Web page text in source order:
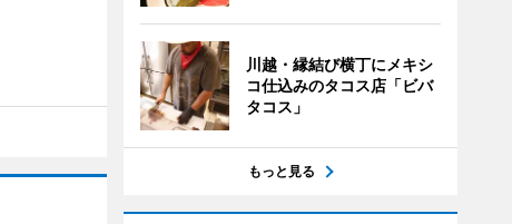
川越・縁結び横丁にメキシ
コ仕込みのタコス店「ビバ
タコス」
もっと見る